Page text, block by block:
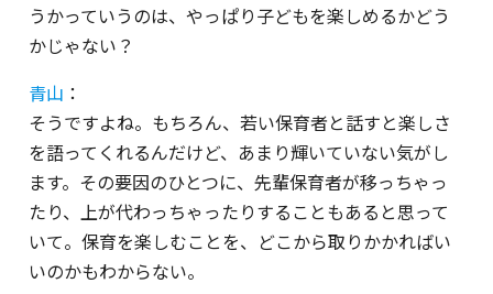
うかっていうのは、やっぱり子どもを楽しめるかどう
かじゃない？
青山 ：
そうですよね。もちろん、若い保育者と話すと楽しさ
を語ってくれるんだけど、あまり輝いていない気がし
ます。その要因のひとつに、先輩保育者が移っちゃっ
たり、上が代わっちゃったりすることもあると思って
いて。保育を楽しむことを、どこから取りかかればい
いのかもわからない。